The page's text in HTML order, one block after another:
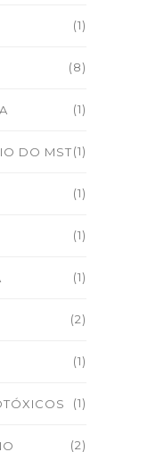
(1)
(8)
(1)
DO MST(1)
(1)
(1)
(1)
(2)
(1)
(1)
(2)